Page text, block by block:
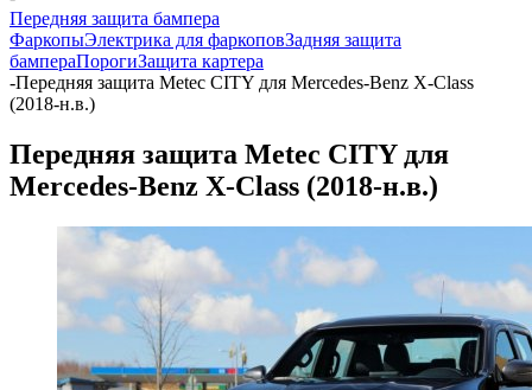
Передняя защита бампера
ФаркопыЭлектрика для фаркоповЗадняя защита
бампераПорогиЗащита картера
-Передняя защита Metec CITY для Mercedes-Benz X-Class
(2018-н.в.)
Передняя защита Metec CITY для
Mercedes-Benz X-Class (2018-н.в.)